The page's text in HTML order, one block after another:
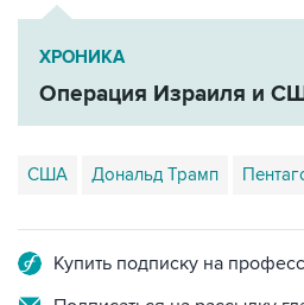
ХРОНИКА
Операция Израиля и
США Дональд Трамп
Подписаться на рассылку
Получать оперативные